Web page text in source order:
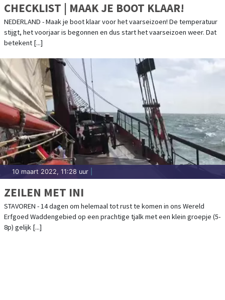
CHECKLIST | MAAK JE BOOT KLAAR!
NEDERLAND - Maak je boot klaar voor het vaarseizoen! De temperatuur
stijgt, het voorjaar is begonnen en dus start het vaarseizoen weer. Dat
betekent [...]
10 maart 2022, 11:28 uur
ZEILEN MET INI
STAVOREN - 14 dagen om helemaal tot rust te komen in ons Wereld
Erfgoed Waddengebied op een prachtige tjalk met een klein groepje (5-
8p) gelijk [...]